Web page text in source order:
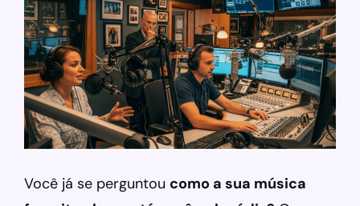
Você já se perguntou como a sua música